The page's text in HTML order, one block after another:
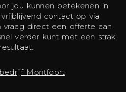
jou kunnen betekenen in
contact op via
vraag direct een offerte aan.
verder kunt met een strak
Montfoort